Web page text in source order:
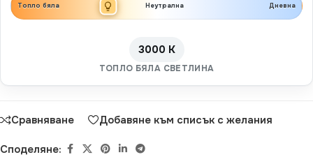
Топло бяла Неутрална Дневна
3000 K
ТОПЛО БЯЛА СВЕТЛИНА
Сравняване Добавяне към списък с желания
Споделяне: